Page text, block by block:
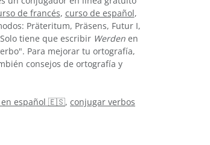
de francés, curso de español,
Präteritum, Präsens, Futur I,
tiene que escribir Werdenen
Para mejorar tu ortografía,
consejos de ortografía y
en español 🇪🇸, conjugar verbos